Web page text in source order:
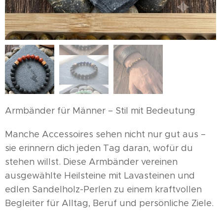
Armbänder für Männer – Stil mit Bedeutung
Manche Accessoires sehen nicht nur gut aus –
sie erinnern dich jeden Tag daran, wofür du
stehen willst. Diese Armbänder vereinen
ausgewählte Heilsteine mit Lavasteinen und
edlen Sandelholz-Perlen zu einem kraftvollen
Begleiter für Alltag, Beruf und persönliche Ziele.